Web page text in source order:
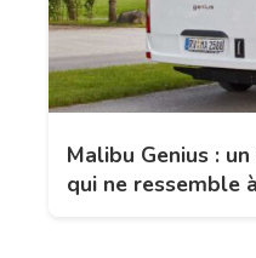
Malibu Genius :
qui ne ressemble